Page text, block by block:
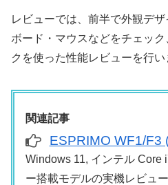
レビューでは、前半で外観デ
ボード・マウスなどをチェッ
クを使った性能レビューを行い
関連記事
ESPRIMO WF1/F3
Windows 11, インテル Core
ー搭載モデルの実機レビュー